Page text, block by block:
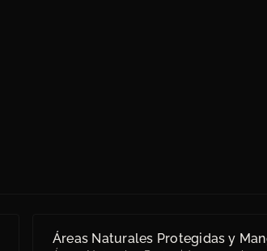
Áreas Naturales Protegidas y